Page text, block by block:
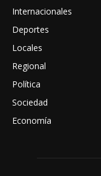
Internacionales
Deportes
Locales
Regional
Política
Sociedad
Economía